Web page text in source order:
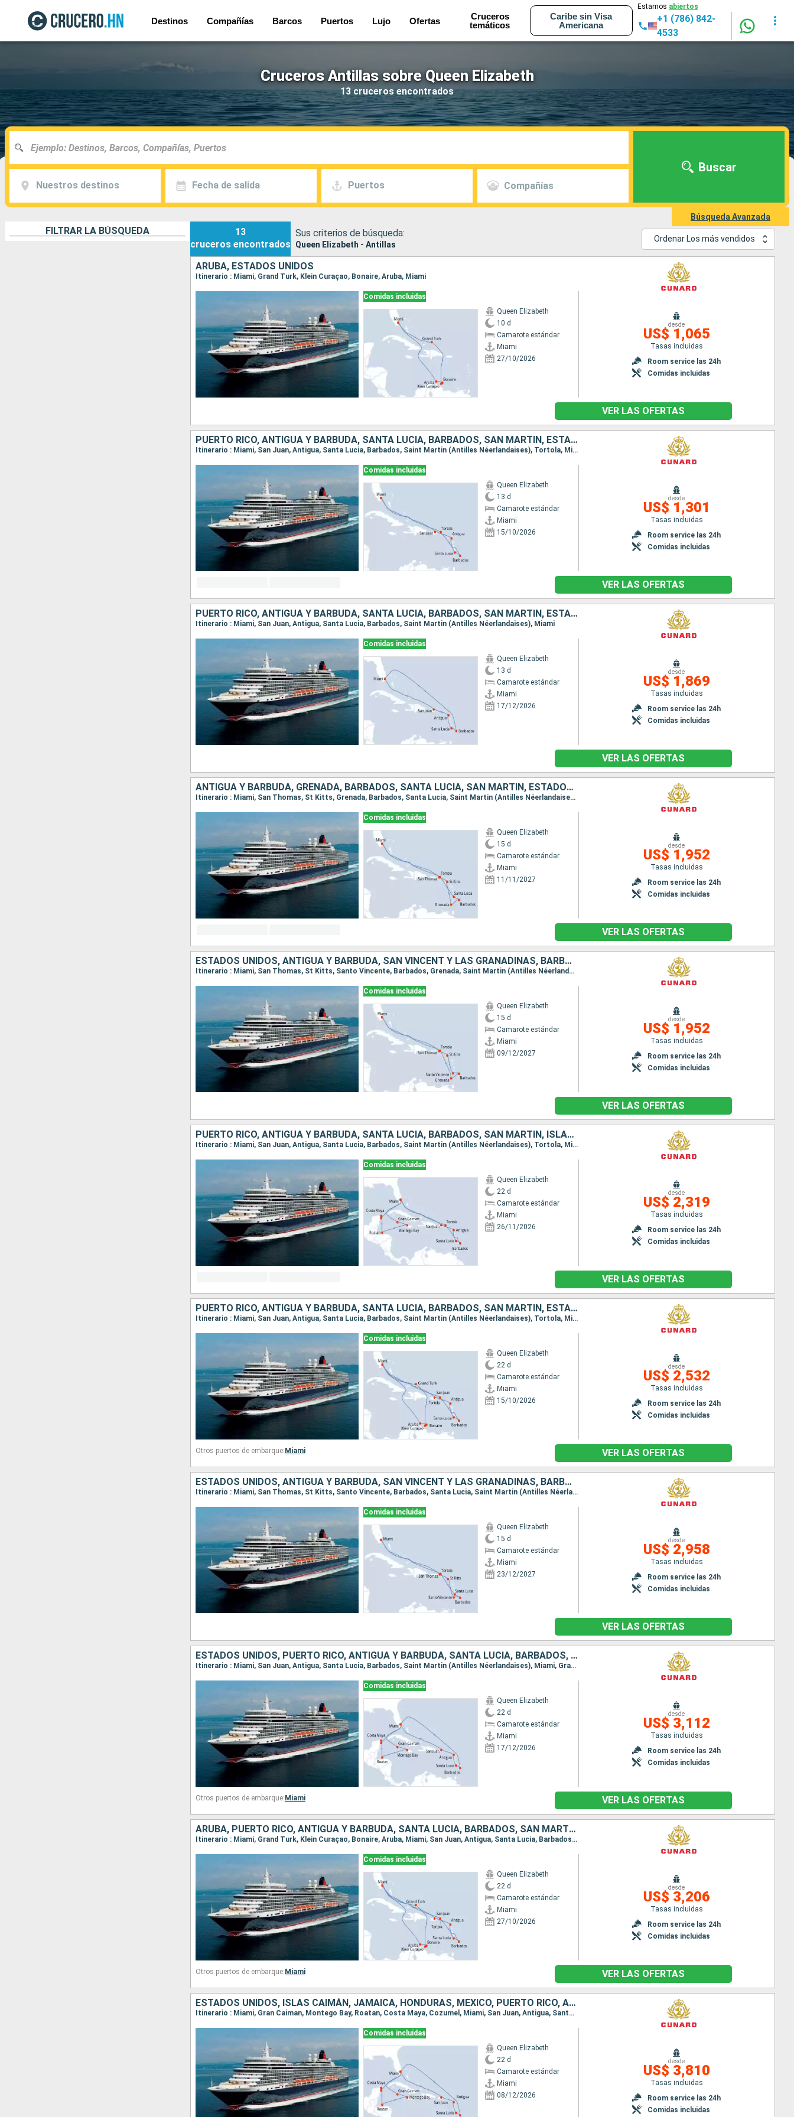
Destinos Compañías Barcos Puertos Lujo Ofertas
Cruceros
temáticos
Caribe sin Visa
Americana
Estamos abiertos
+1 (786) 842-
4533
Cruceros Antillas sobre Queen Elizabeth
13 cruceros encontrados
Nuestros destinos Fecha de salida Puertos Compañías
Buscar
Búsqueda Avanzada
FILTRAR LA BÚSQUEDA
13
cruceros encontrados
Sus criterios de búsqueda:
Queen Elizabeth - Antillas
Ordenar Los más vendidos
ARUBA, ESTADOS UNIDOS
Itinerario : Miami, Grand Turk, Klein Curaçao, Bonaire, Aruba, Miami
Comidas incluidas
Queen Elizabeth
10 d
Camarote estándar
Miami
27/10/2026
desde
US$ 1,065
Tasas incluidas
Room service las 24h
Comidas incluidas
VER LAS OFERTAS
PUERTO RICO, ANTIGUA Y BARBUDA, SANTA LUCIA, BARBADOS, SAN MARTÍN, ESTADOS UNIDOS
Itinerario : Miami, San Juan, Antigua, Santa Lucia, Barbados, Saint Martin (Antilles Néerlandaises), Tortola, Miami
Comidas incluidas
Queen Elizabeth
13 d
Camarote estándar
Miami
15/10/2026
desde
US$ 1,301
Tasas incluidas
Room service las 24h
Comidas incluidas
VER LAS OFERTAS
PUERTO RICO, ANTIGUA Y BARBUDA, SANTA LUCIA, BARBADOS, SAN MARTÍN, ESTADOS UNIDOS
Itinerario : Miami, San Juan, Antigua, Santa Lucia, Barbados, Saint Martin (Antilles Néerlandaises), Miami
Comidas incluidas
Queen Elizabeth
13 d
Camarote estándar
Miami
17/12/2026
desde
US$ 1,869
Tasas incluidas
Room service las 24h
Comidas incluidas
VER LAS OFERTAS
ANTIGUA Y BARBUDA, GRENADA, BARBADOS, SANTA LUCIA, SAN MARTÍN, ESTADOS UNIDOS
Itinerario : Miami, San Thomas, St Kitts, Grenada, Barbados, Santa Lucia, Saint Martin (Antilles Néerlandaises), Tortola, Miami
Comidas incluidas
Queen Elizabeth
15 d
Camarote estándar
Miami
11/11/2027
desde
US$ 1,952
Tasas incluidas
Room service las 24h
Comidas incluidas
VER LAS OFERTAS
ESTADOS UNIDOS, ANTIGUA Y BARBUDA, SAN VINCENT Y LAS GRANADINAS, BARBADOS, GRENADA, SAN MARTÍN
Itinerario : Miami, San Thomas, St Kitts, Santo Vincente, Barbados, Grenada, Saint Martin (Antilles Néerlandaises), Tortola, Miami
Comidas incluidas
Queen Elizabeth
15 d
Camarote estándar
Miami
09/12/2027
desde
US$ 1,952
Tasas incluidas
Room service las 24h
Comidas incluidas
VER LAS OFERTAS
PUERTO RICO, ANTIGUA Y BARBUDA, SANTA LUCIA, BARBADOS, SAN MARTÍN, ISLAS CAIMÁN, JAMAICA, MÉXICO, HONDURAS, ESTADOS UNIDOS
Itinerario : Miami, San Juan, Antigua, Santa Lucia, Barbados, Saint Martin (Antilles Néerlandaises), Tortola, Miami, Gran Caiman, Montego Bay, Roatan, Costa Maya, Cozumel, Miami
Comidas incluidas
Queen Elizabeth
22 d
Camarote estándar
Miami
26/11/2026
desde
US$ 2,319
Tasas incluidas
Room service las 24h
Comidas incluidas
VER LAS OFERTAS
PUERTO RICO, ANTIGUA Y BARBUDA, SANTA LUCIA, BARBADOS, SAN MARTÍN, ESTADOS UNIDOS, ARUBA
Itinerario : Miami, San Juan, Antigua, Santa Lucia, Barbados, Saint Martin (Antilles Néerlandaises), Tortola, Miami, Grand Turk, Klein Curaçao, Bonaire, Aruba, Miami
Comidas incluidas
Queen Elizabeth
22 d
Camarote estándar
Miami
15/10/2026
desde
US$ 2,532
Tasas incluidas
Room service las 24h
Comidas incluidas
Otros puertos de embarque: Miami VER LAS OFERTAS
ESTADOS UNIDOS, ANTIGUA Y BARBUDA, SAN VINCENT Y LAS GRANADINAS, BARBADOS, SANTA LUCIA, SAN MARTÍN
Itinerario : Miami, San Thomas, St Kitts, Santo Vincente, Barbados, Santa Lucia, Saint Martin (Antilles Néerlandaises), Tortola, Miami
Comidas incluidas
Queen Elizabeth
15 d
Camarote estándar
Miami
23/12/2027
desde
US$ 2,958
Tasas incluidas
Room service las 24h
Comidas incluidas
VER LAS OFERTAS
ESTADOS UNIDOS, PUERTO RICO, ANTIGUA Y BARBUDA, SANTA LUCIA, BARBADOS, SAN MARTÍN, ISLAS CAIMÁN, JAMAICA, HONDURAS, MÉXICO
Itinerario : Miami, San Juan, Antigua, Santa Lucia, Barbados, Saint Martin (Antilles Néerlandaises), Miami, Gran Caiman, Montego Bay, Roatan, Costa Maya, Cozumel, Miami
Comidas incluidas
Queen Elizabeth
22 d
Camarote estándar
Miami
17/12/2026
desde
US$ 3,112
Tasas incluidas
Room service las 24h
Comidas incluidas
Otros puertos de embarque: Miami VER LAS OFERTAS
ARUBA, PUERTO RICO, ANTIGUA Y BARBUDA, SANTA LUCIA, BARBADOS, SAN MARTÍN, ESTADOS UNIDOS
Itinerario : Miami, Grand Turk, Klein Curaçao, Bonaire, Aruba, Miami, San Juan, Antigua, Santa Lucia, Barbados, Saint Martin (Antilles Néerlandaises), Tortola, Miami
Comidas incluidas
Queen Elizabeth
22 d
Camarote estándar
Miami
27/10/2026
desde
US$ 3,206
Tasas incluidas
Room service las 24h
Comidas incluidas
Otros puertos de embarque: Miami VER LAS OFERTAS
ESTADOS UNIDOS, ISLAS CAIMÁN, JAMAICA, HONDURAS, MÉXICO, PUERTO RICO, ANTIGUA Y BARBUDA, SANTA LUCIA, BARBADOS, SAN MARTÍN
Itinerario : Miami, Gran Caiman, Montego Bay, Roatan, Costa Maya, Cozumel, Miami, San Juan, Antigua, Santa Lucia, Barbados, Saint Martin (Antilles Néerlandaises), Miami
Comidas incluidas
Queen Elizabeth
22 d
Camarote estándar
Miami
08/12/2026
desde
US$ 3,810
Tasas incluidas
Room service las 24h
Comidas incluidas